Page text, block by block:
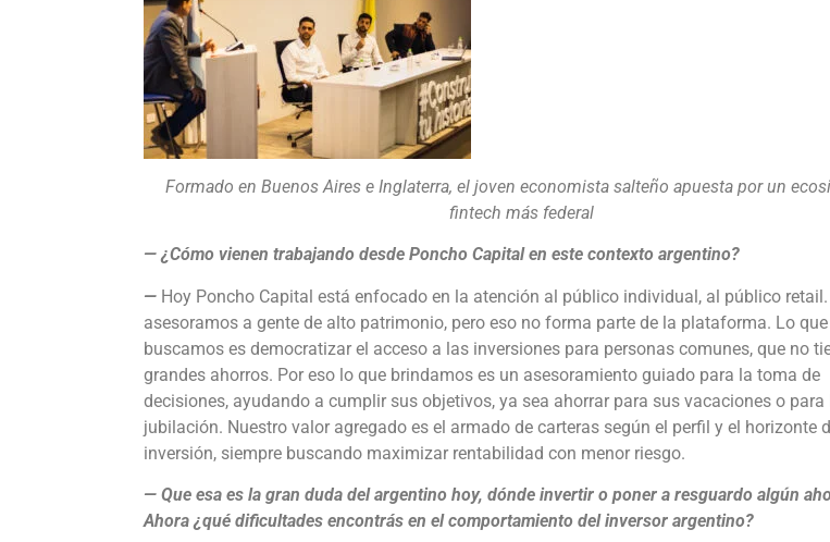
Formado en Buenos Aires e Inglaterra, el joven economista salteño apuesta por un
fintech más federal
— ¿Cómo vienen trabajando desde Poncho Capital en este contexto argentino?
— Hoy Poncho Capital está enfocado en la atención al público individual, al público
asesoramos a gente de alto patrimonio, pero eso no forma parte de la plataforma. Lo que
buscamos es democratizar el acceso a las inversiones para personas comunes, que no
grandes ahorros. Por eso lo que brindamos es un asesoramiento guiado para la toma de
decisiones, ayudando a cumplir sus objetivos, ya sea ahorrar para sus vacaciones o para
jubilación. Nuestro valor agregado es el armado de carteras según el perfil y el horizonte
inversión, siempre buscando maximizar rentabilidad con menor riesgo.
— Que esa es la gran duda del argentino hoy, dónde invertir o poner a resguardo algún
Ahora ¿qué dificultades encontrás en el comportamiento del inversor argentino?